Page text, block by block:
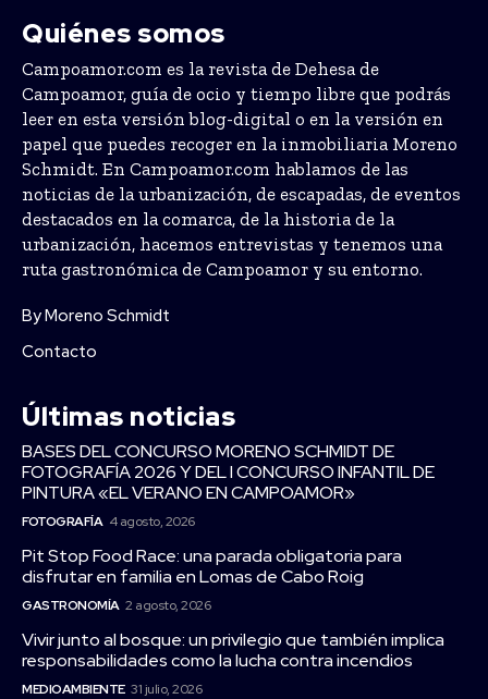
Quiénes somos
Campoamor.com es la revista de Dehesa de
Campoamor, guía de ocio y tiempo libre que podrás
leer en esta versión blog-digital o en la versión en
papel que puedes recoger en la inmobiliaria Moreno
Schmidt. En Campoamor.com hablamos de las
noticias de la urbanización, de escapadas, de eventos
destacados en la comarca, de la historia de la
urbanización, hacemos entrevistas y tenemos una
ruta gastronómica de Campoamor y su entorno.
By Moreno Schmidt
Contacto
Últimas noticias
BASES DEL CONCURSO MORENO SCHMIDT DE
FOTOGRAFÍA 2026 Y DEL I CONCURSO INFANTIL DE
PINTURA «EL VERANO EN CAMPOAMOR»
FOTOGRAFÍA 4 agosto, 2026
Pit Stop Food Race: una parada obligatoria para
disfrutar en familia en Lomas de Cabo Roig
GASTRONOMÍA 2 agosto, 2026
Vivir junto al bosque: un privilegio que también implica
responsabilidades como la lucha contra incendios
MEDIOAMBIENTE 31 julio, 2026